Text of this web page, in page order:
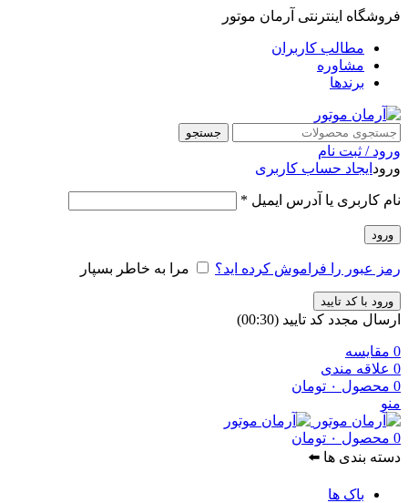
فروشگاه اینترنتی آرمان موتور
مطالب کاربران
مشاوره
برندها
جستجو
ورود / ثبت نام
ورود ایجاد حساب کاربری
نام کاربری یا آدرس ایمیل *
ورود
رمز عبور را فراموش کرده اید؟ مرا به خاطر بسپار
ورود با کد تایید
ارسال مجدد کد تایید (00:
30
)
0 مقایسه
0 علاقه مندی
0 محصول ۰ تومان
منو
0 محصول ۰ تومان
دسته بندی ها ⬅️
باک ها